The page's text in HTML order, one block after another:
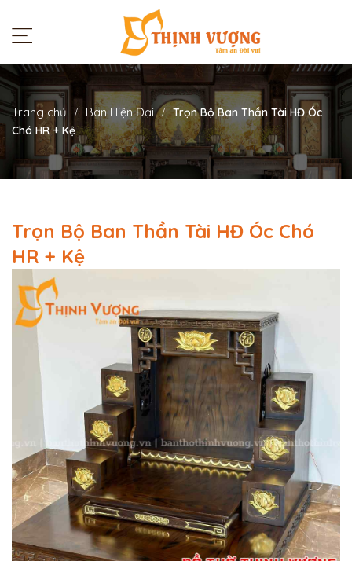
Trang chủ Ban Hiện Đại
Trọn Bộ Ban Thần Tài HĐ Óc
Chó HR + Kệ
Trọn Bộ Ban Thần Tài HĐ Óc Chó
HR + Kệ